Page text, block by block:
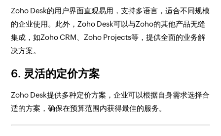
Zoho Desk的用户界面直观易用，支持多语言，适合不同规模
的企业使用。此外，Zoho Desk可以与Zoho的其他产品无缝
集成，如Zoho CRM、Zoho Projects等，提供全面的业务解
决方案。
6. 灵活的定价方案
Zoho Desk提供多种定价方案，企业可以根据自身需求选择合
适的方案，确保在预算范围内获得最佳的服务。